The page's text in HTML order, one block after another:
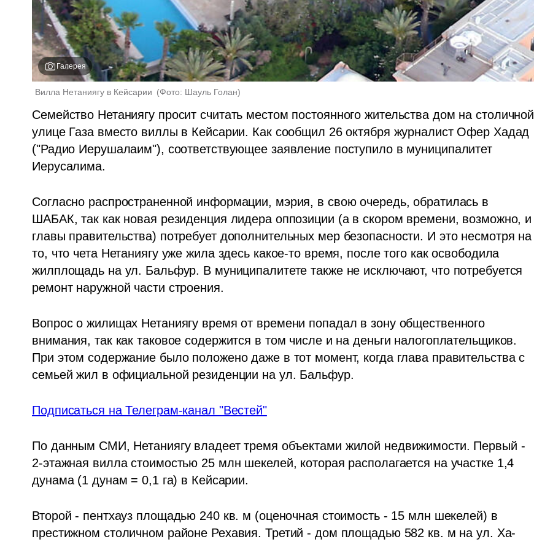
Галерея
Вилла Нетаниягу в Кейсарии (Фото: Шауль Голан)
Семейство Нетаниягу просит считать местом постоянного жительства дом на столичной
улице Газа вместо виллы в Кейсарии. Как сообщил 26 октября журналист Офер Хадад
("Радио Иерушалаим"), соответствующее заявление поступило в муниципалитет
Иерусалима.
Согласно распространенной информации, мэрия, в свою очередь, обратилась в
ШАБАК, так как новая резиденция лидера оппозиции (а в скором времени, возможно, и
главы правительства) потребует дополнительных мер безопасности. И это несмотря на
то, что чета Нетаниягу уже жила здесь какое-то время, после того как освободила
жилплощадь на ул. Бальфур. В муниципалитете также не исключают, что потребуется
ремонт наружной части строения.
Вопрос о жилищах Нетаниягу время от времени попадал в зону общественного
внимания, так как таковое содержится в том числе и на деньги налогоплательщиков.
При этом содержание было положено даже в тот момент, когда глава правительства с
семьей жил в официальной резиденции на ул. Бальфур.
Подписаться на Телеграм-канал "Вестей"
По данным СМИ, Нетаниягу владеет тремя объектами жилой недвижимости. Первый -
2-этажная вилла стоимостью 25 млн шекелей, которая располагается на участке 1,4
дунама (1 дунам = 0,1 га) в Кейсарии.
Второй - пентхауз площадью 240 кв. м (оценочная стоимость - 15 млн шекелей) в
престижном столичном районе Рехавия. Третий - дом площадью 582 кв. м на ул. Ха-